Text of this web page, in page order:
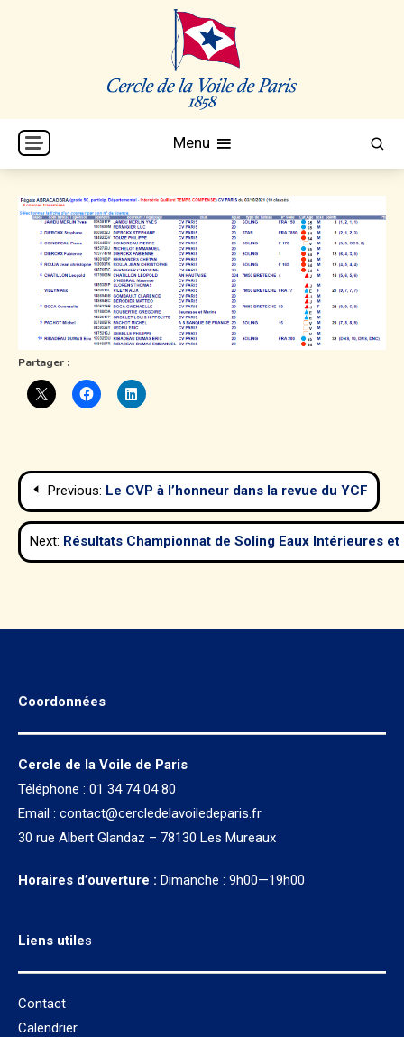
CVP
Cercle de la Voile de Paris
Menu
Partager :
Navigation
de
l’article
Previous: Le CVP à l’honneur dans la revue du YCF
Next: Résultats Championnat de Soling Eaux Intérieures
Coordonnées
Cercle de la Voile de Paris
Téléphone : 01 34 74 04 80
Email : contact@cercledelavoiledeparis.fr
30 rue Albert Glandaz – 78130 Les Mureaux
Horaires d’ouverture : Dimanche : 9h00—19h00
Liens utiles
Contact
Calendrier